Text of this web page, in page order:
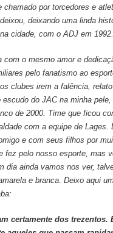
chamado por torcedores e
deixando uma linda
cidade, com o ADJ em 1992.
com o mesmo amor e
pelo fanatismo ao
clubes irem a falência,
do JAC na minha
de 2000. Time que ficou
com a equipe de
e com seus filhos por
fez pelo nosso esporte, mas
dia ainda vamos nos ver,
e branca. Deixo aqui
certamente dos